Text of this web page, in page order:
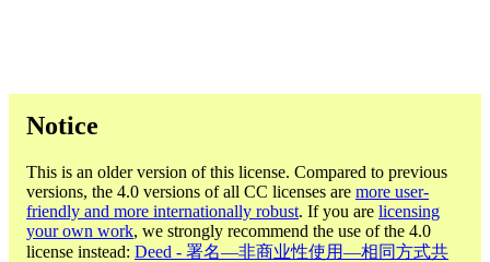
Notice
This is an older version of this license. Compared to previous
versions, the 4.0 versions of all CC licenses are more user-
friendly and more internationally robust. If you are licensing
your own work, we strongly recommend the use of the 4.0
license instead: Deed - 署名—非商业性使用—相同方式共